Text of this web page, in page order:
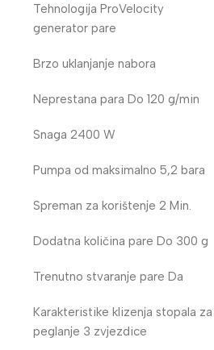
Tehnologija ProVelocity
generator pare
Brzo uklanjanje nabora
Neprestana para Do 120 g/min
Snaga 2400 W
Pumpa od maksimalno 5,2 bara
Spreman za korištenje 2 Min.
Dodatna količina pare Do 300 g
Trenutno stvaranje pare Da
Karakteristike klizenja stopala za
peglanje 3 zvjezdice